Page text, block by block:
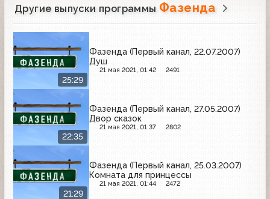
Другие выпуски программы Фазенда
25:29
Фазенда (Первый канал, 22.07.2007)
Душ
21 мая 2021, 01:42 2491
22:35
Фазенда (Первый канал, 27.05.2007)
Двор сказок
21 мая 2021, 01:37 2802
21:29
Фазенда (Первый канал, 25.03.2007)
Комната для принцессы
21 мая 2021, 01:44 2472